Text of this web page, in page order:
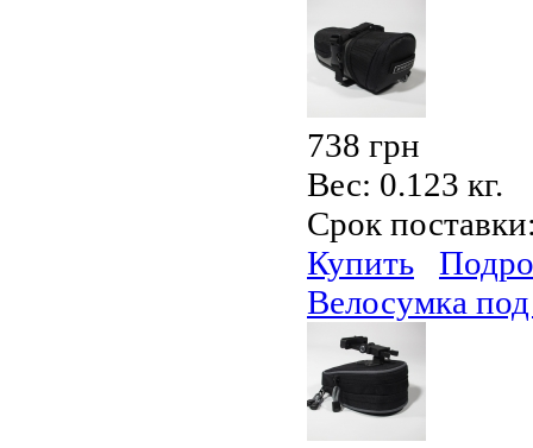
738 грн
Вес: 0.123 кг.
Срок
Купить
Велосумка